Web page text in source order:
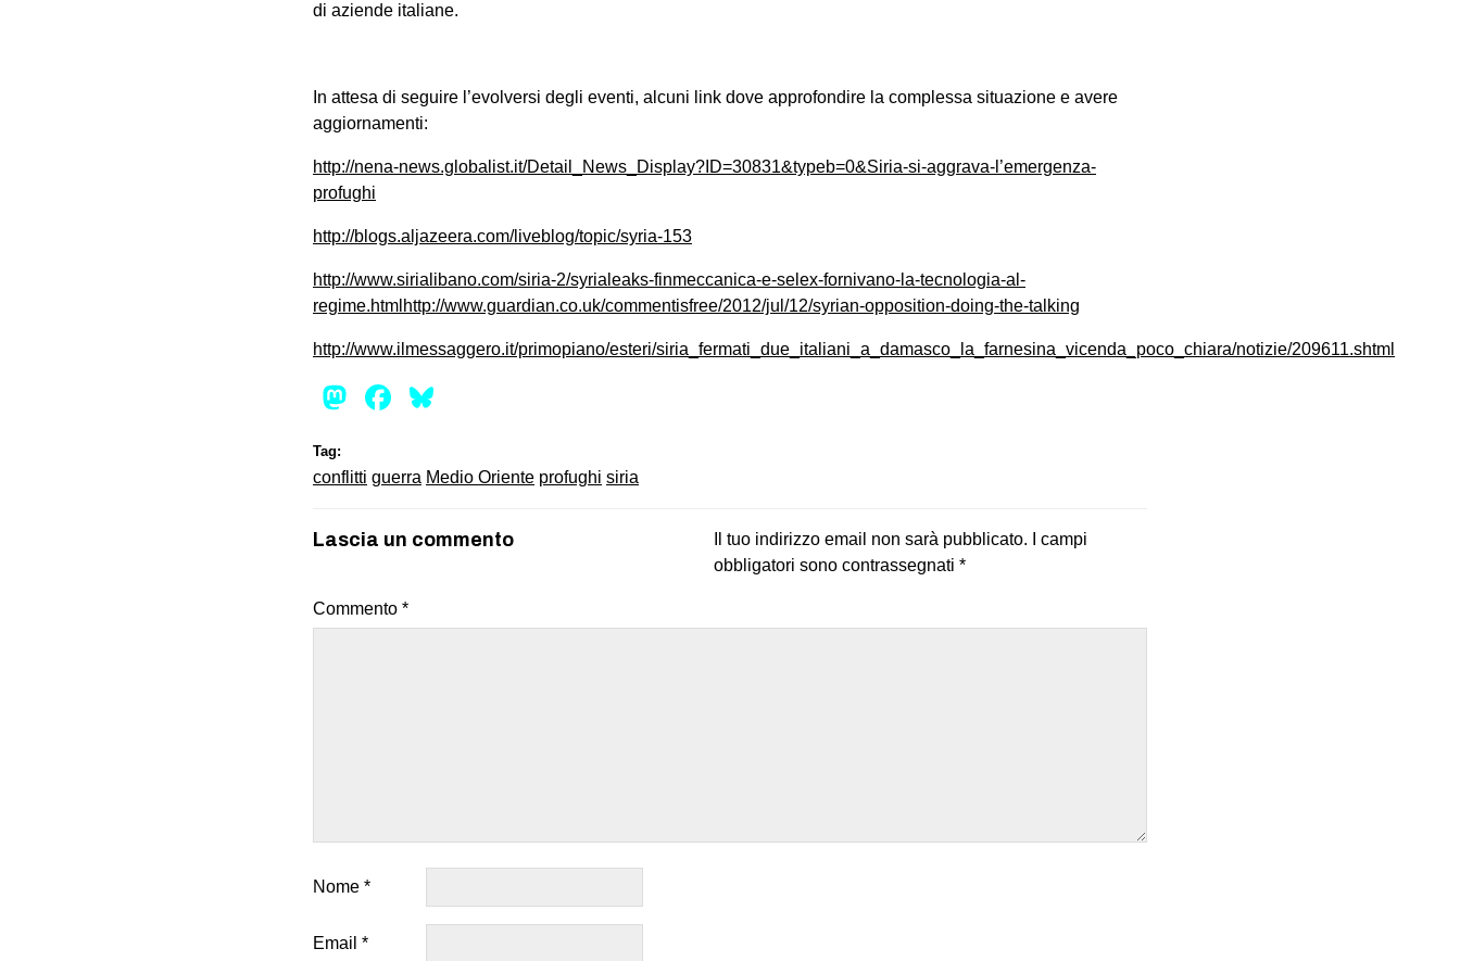
di aziende italiane.
In attesa di seguire l’evolversi degli eventi, alcuni link dove approfondire la complessa situazione e avere
aggiornamenti:
http://nena-news.globalist.it/Detail_News_Display?ID=30831&typeb=0&Siria-si-aggrava-l’emergenza-
profughi
http://blogs.aljazeera.com/liveblog/topic/syria-153
http://www.sirialibano.com/siria-2/syrialeaks-finmeccanica-e-selex-fornivano-la-tecnologia-al-
regime.htmlhttp://www.guardian.co.uk/commentisfree/2012/jul/12/syrian-opposition-doing-the-talking
http://www.ilmessaggero.it/primopiano/esteri/siria_fermati_due_italiani_a_damasco_la_farnesina_vicenda_poco_chiara/notizie/209611.shtml
Mastodon
Facebook
Tag:
conflitti guerra Medio Oriente profughi siria
Lascia un commento Il tuo indirizzo email non sarà pubblicato.
I campi
obbligatori sono contrassegnati *
Commento *
Nome *
Email *